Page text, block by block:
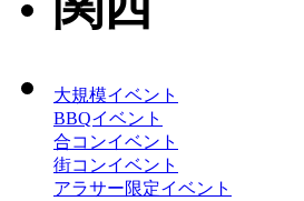
大規模イベント
BBQイベント
合コンイベント
街コンイベント
アラサー限定イベント